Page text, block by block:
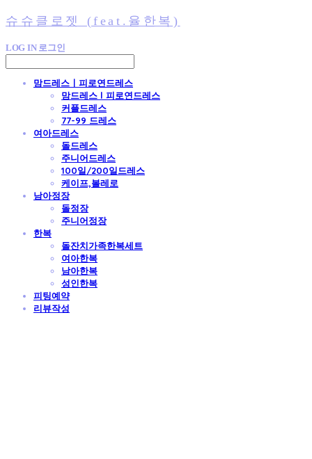
슈슈클로젯 (feat.율한복)
LOG IN 로그인
맘드레스ㅣ피로연드레스
맘드레스 l 피로연드레스
커플드레스
77-99 드레스
여아드레스
돌드레스
주니어드레스
100일/200일드레스
케이프,볼레로
남아정장
돌정장
주니어정장
한복
돌잔치가족한복세트
여아한복
남아한복
성인한복
피팅예약
리뷰작성